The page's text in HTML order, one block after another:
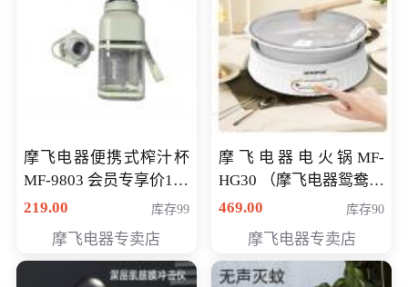
摩飞电器便携式榨汁杯
MF-9803 会员专享价138
元
219.00 库存99
摩飞电器专卖店
摩飞电器电火锅MF-
HG30 （摩飞电器鸳鸯锅
MF-HG30 ） 会员专享价
469.00 库存90
摩飞电器专卖店